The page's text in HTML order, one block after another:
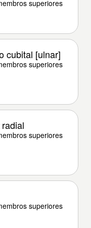
superiores
cubital [ulnar]
superiores
superiores
superiores